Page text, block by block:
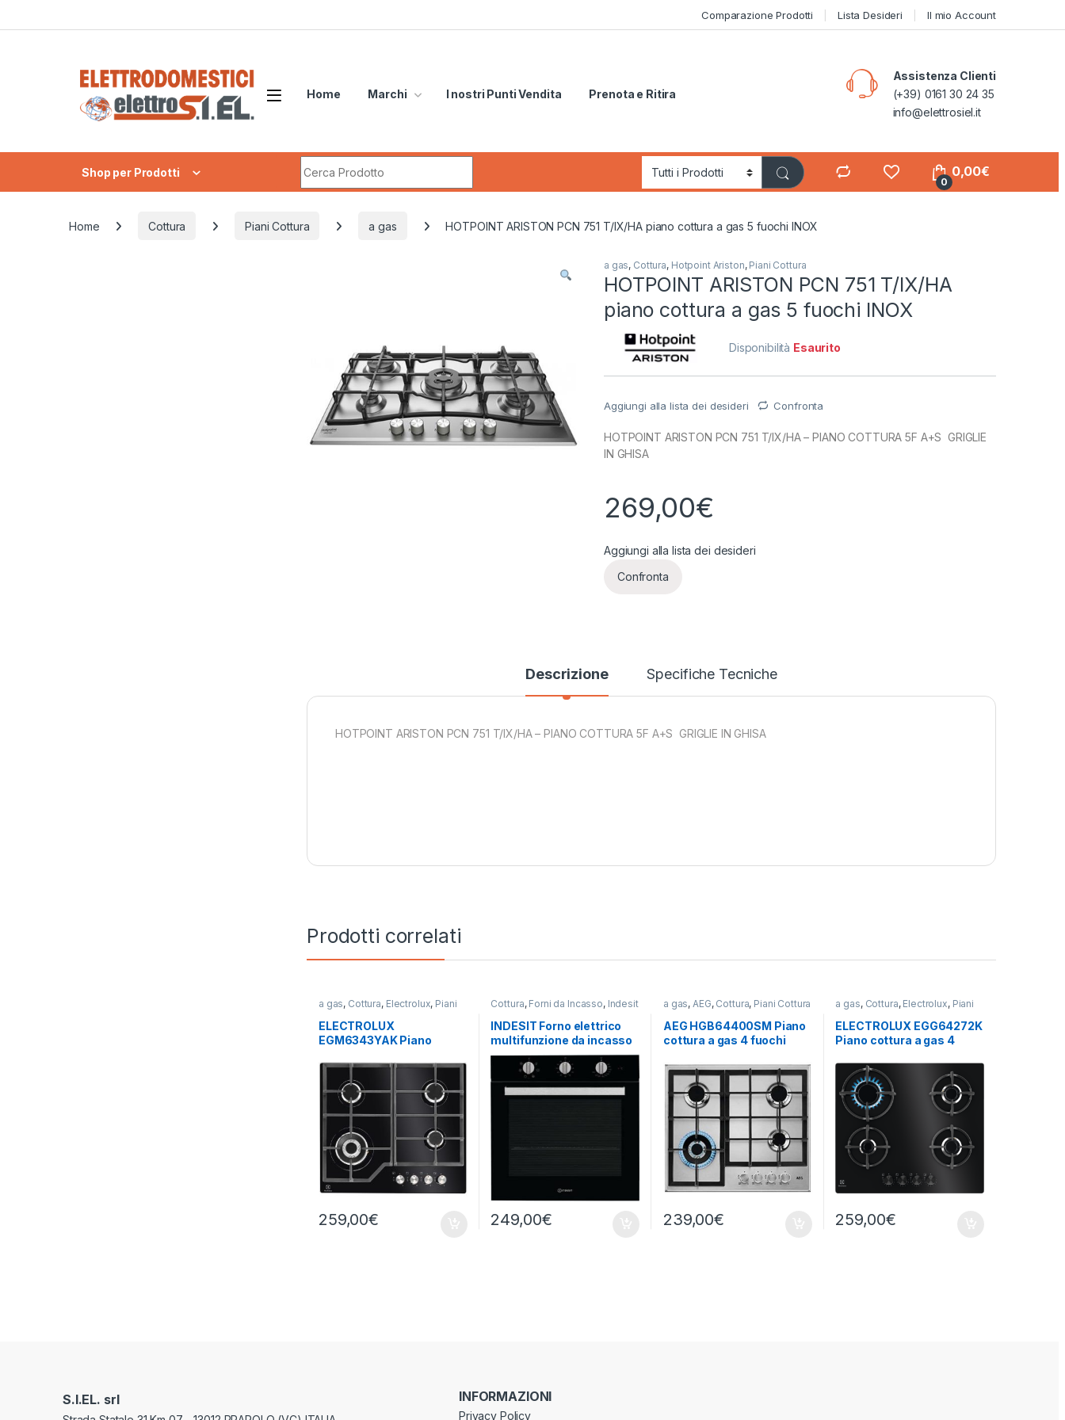
Comparazione Prodotti Lista Desideri Il mio Account
Home Marchi I nostri Punti Vendita Prenota e Ritira
Assistenza Clienti
(+39) 0161 30 24 35
info@elettrosiel.it
Shop per Prodotti
0
0,00€
Home Cottura Piani Cottura a gas HOTPOINT ARISTON PCN 751 T/IX/HA piano cottura a gas 5 fuochi INOX
a gas, Cottura, Hotpoint Ariston, Piani Cottura
HOTPOINT ARISTON PCN 751 T/IX/HA
piano cottura a gas 5 fuochi INOX
Disponibilità Esaurito
Aggiungi alla lista dei desideri Confronta
HOTPOINT ARISTON PCN 751 T/IX/HA – PIANO COTTURA 5F A+S GRIGLIE
IN GHISA
269,00€
Aggiungi alla lista dei desideri
Confronta
Descrizione Specifiche Tecniche
HOTPOINT ARISTON PCN 751 T/IX/HA – PIANO COTTURA 5F A+S GRIGLIE IN GHISA
Prodotti correlati
a gas, Cottura, Electrolux, Piani
Cottura
ELECTROLUX
EGM6343YAK Piano
NERO
259,00€
Cottura, Forni da Incasso, Indesit
INDESIT Forno elettrico
multifunzione da incasso
IFW 6530 BL
249,00€
a gas, AEG, Cottura, Piani Cottura
AEG HGB64400SM Piano
cottura a gas 4 fuochi
239,00€
a gas, Cottura, Electrolux, Piani
Cottura
ELECTROLUX EGG64272K
Piano cottura a gas 4
259,00€
S.I.EL. srl INFORMAZIONI
Privacy Policy